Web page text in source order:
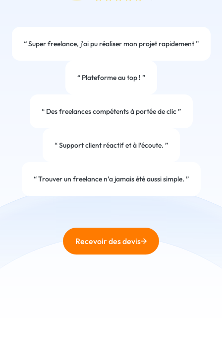
“Super freelance, j’ai pu réaliser mon projet rapidement”
“Plateforme au top ! ”
“Des freelances compétents à portée de clic”
“Support client réactif et à l’écoute. ”
“Trouver un freelance n’a jamais été aussi simple. ”
Recevoir des devis